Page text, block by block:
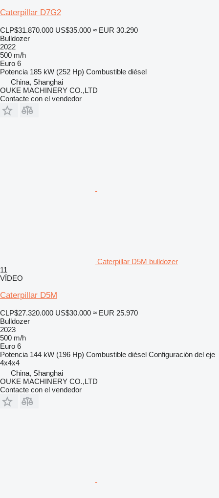
Caterpillar D7G2
CLP$31.870.000 US$35.000 ≈ EUR 30.290
Bulldozer
2022
500 m/h
Euro 6
Potencia 185 kW (252 Hp) Combustible diésel
China, Shanghai
OUKE MACHINERY CO.,LTD
Contacte con el vendedor
Caterpillar D5M bulldozer
11
VÍDEO
Caterpillar D5M
CLP$27.320.000 US$30.000 ≈ EUR 25.970
Bulldozer
2023
500 m/h
Euro 6
Potencia 144 kW (196 Hp) Combustible diésel Configuración del eje
4x4x4
China, Shanghai
OUKE MACHINERY CO.,LTD
Contacte con el vendedor